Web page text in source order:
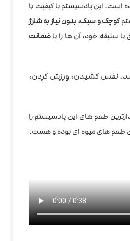
است. این پادسیستم با کیفیت با
کوچک و سبک، بدون نیاز به شارژ
سلیقه خود، آن ها را باضمانت
نفس کشیدن، ورزش کردن،
طعم های این پادسیستم را
طعم های میوه ای بوده و هست.